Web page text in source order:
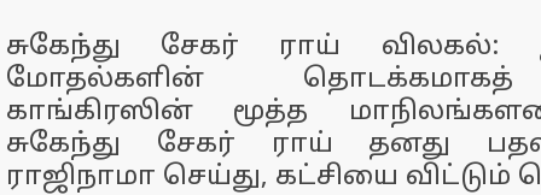
சுகேந்து சேகர் ராய் விலகல்:
மோதல்களின் தொடக்கமாகத்
காங்கிரஸின் மூத்த
சுகேந்து சேகர் ராய் தனது
ராஜிநாமா செய்து, கட்சியை விட்டும்